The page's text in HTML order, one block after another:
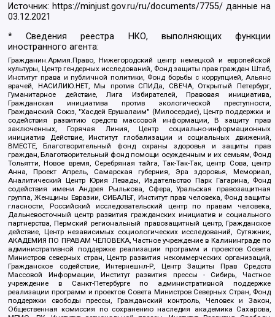
Источник: https://minjust.gov.ru/ru/documents/7755/ данные на
03.12.2021
* Сведения реестра НКО, выполняющих функции
иностранного агента:
Гражданин.Армия.Право, Нижегородский центр немецкой и европейской
культуры, Центр гендерных исследований, Фонд защиты прав граждан Штаб,
Институт права и публичной политики, Фонд борьбы с коррупцией, Альянс
врачей, НАСИЛИЮ.НЕТ, Мы против СПИДа, СВЕЧА, Открытый Петербург,
Гуманитарное действие, Лига Избирателей, Правовая инициатива,
Гражданская инициатива против экологической преступности,
Гражданский Союз, "Хасдей Ерушалаим" (Милосердие), Центр поддержки и
содействия развитию средств массовой информации, В защиту прав
заключенных, Горячая Линия, Центр социально-информационных
инициатив Действие, Институт глобализации и социальных движений,
ВМЕСТЕ, Благотворительный фонд охраны здоровья и защиты прав
граждан, Благотворительный фонд помощи осужденным и их семьям, Фонд
Тольятти, Новое время, Серебряная тайга, Так-Так-Так, центр Сова, центр
Анна, Проект Апрель, Самарская губерния, Эра здоровья, Мемориал,
Аналитический Центр Юрия Левады, Издательство Парк Гагарина, Фонд
содействия имени Андрея Рылькова, Сфера, Уральская правозащитная
группа, Женщины Евразии, СИБАЛЬТ, Институт прав человека, Фонд защиты
гласности, Российский исследовательский центр по правам человека,
Дальневосточный центр развития гражданских инициатив и социального
партнерства, Пермский региональный правозащитный центр, Гражданское
действие, Центр независимых социологических исследований, Сутяжник,
АКАДЕМИЯ ПО ПРАВАМ ЧЕЛОВЕКА, Частное учреждение в Калининграде по
административной поддержке реализации программ и проектов Совета
Министров северных стран, Центр развития некоммерческих организаций,
Гражданское содействие, Интернешнл-Р, Центр Защиты Прав Средств
Массовой Информации, Институт развития прессы - Сибирь, Частное
учреждение в Санкт-Петербурге по административной поддержке
реализации программ и проектов Совета Министров Северных Стран, Фонд
поддержки свободы прессы, Гражданский контроль, Человек и Закон,
Общественная комиссия по сохранению наследия академика Сахарова,